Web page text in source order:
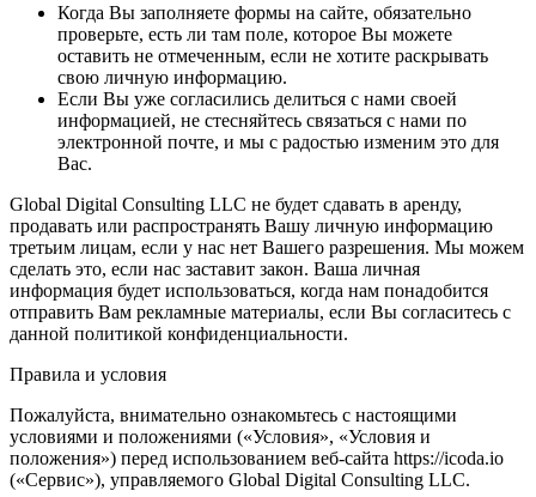
Когда Вы заполняете формы на сайте, обязательно
проверьте, есть ли там поле, которое Вы можете
оставить не отмеченным, если не хотите раскрывать
свою личную информацию.
Если Вы уже согласились делиться с нами своей
информацией, не стесняйтесь связаться с нами по
электронной почте, и мы с радостью изменим это для
Вас.
Global Digital Consulting LLC не будет сдавать в аренду,
продавать или распространять Вашу личную информацию
третьим лицам, если у нас нет Вашего разрешения. Мы можем
сделать это, если нас заставит закон. Ваша личная
информация будет использоваться, когда нам понадобится
отправить Вам рекламные материалы, если Вы согласитесь с
данной политикой конфиденциальности.
Правила и условия
Пожалуйста, внимательно ознакомьтесь с настоящими
условиями и положениями («Условия», «Условия и
положения») перед использованием веб-сайта https://icoda.io
(«Сервис»), управляемого Global Digital Consulting LLC.